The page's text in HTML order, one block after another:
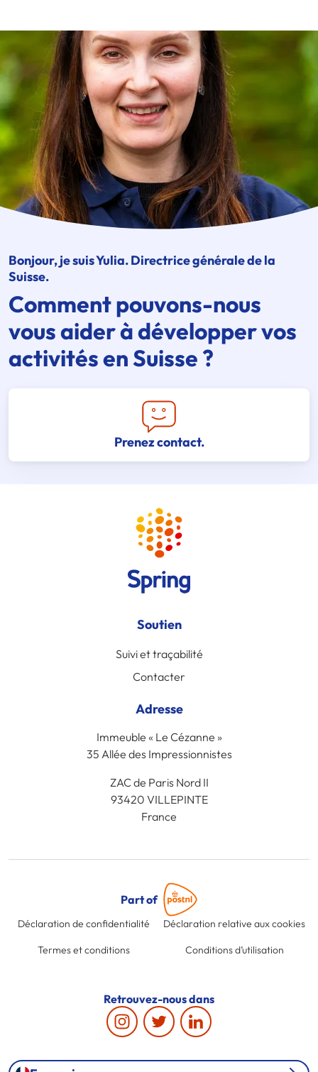
Bonjour, je suis Yulia. Directrice générale de la
Suisse.
Comment pouvons-nous
vous aider à développer vos
activités en Suisse ?
Prenez contact.
Soutien
Suivi et traçabilité
Contacter
Adresse
Immeuble « Le Cézanne »
35 Allée des Impressionnistes
ZAC de Paris Nord II
93420 VILLEPINTE
France
Part of
Déclaration de confidentialité Déclaration relative aux cookies
Termes et conditions Conditions d’utilisation
Retrouvez-nous dans